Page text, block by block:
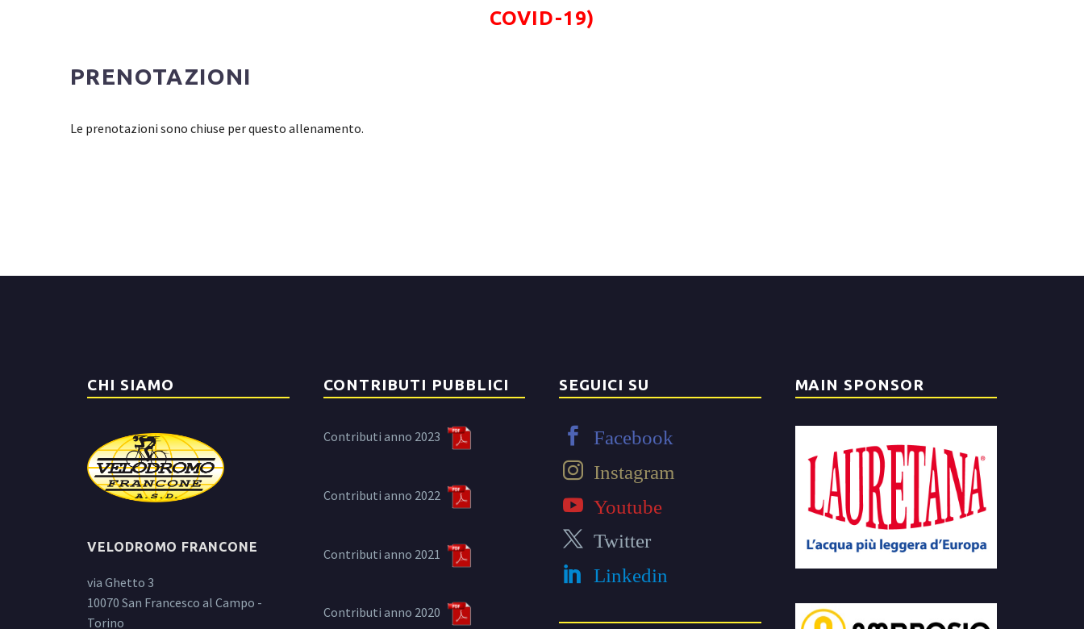
COVID-19)
PRENOTAZIONI
Le prenotazioni sono chiuse per questo allenamento.
CHI SIAMO
VELODROMO FRANCONE
via Ghetto 3
10070 San Francesco al Campo -
Torino
CONTRIBUTI PUBBLICI
Contributi anno 2023
Contributi anno 2022
Contributi anno 2021
Contributi anno 2020
SEGUICI SU
Facebook
Instagram
Youtube
Twitter
Linkedin
MAIN SPONSOR